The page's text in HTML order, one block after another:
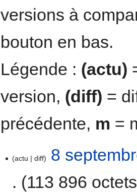
versions à
bouton en bas.
Légende : (actu)
version, (diff) =
précédente, m =
actu diff
8
113 896 octets